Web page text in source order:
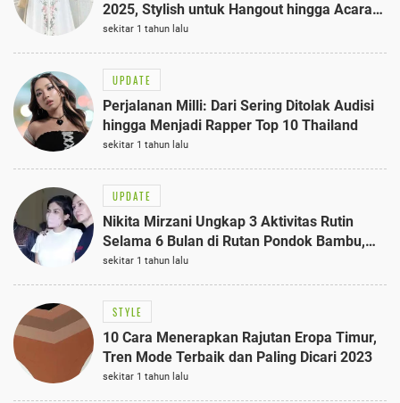
2025, Stylish untuk Hangout hingga Acara
Semi-Formal
sekitar 1 tahun lalu
UPDATE
Perjalanan Milli: Dari Sering Ditolak Audisi
hingga Menjadi Rapper Top 10 Thailand
sekitar 1 tahun lalu
UPDATE
Nikita Mirzani Ungkap 3 Aktivitas Rutin
Selama 6 Bulan di Rutan Pondok Bambu,
Terungkap!
sekitar 1 tahun lalu
STYLE
10 Cara Menerapkan Rajutan Eropa Timur,
Tren Mode Terbaik dan Paling Dicari 2023
sekitar 1 tahun lalu